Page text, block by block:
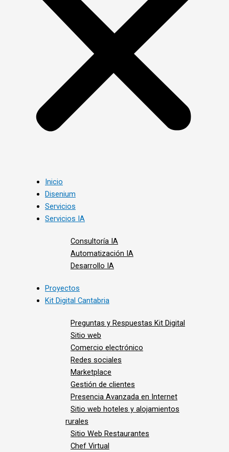
Inicio
Disenium
Servicios
Servicios IA
Consultoría IA
Automatización IA
Desarrollo IA
Proyectos
Kit Digital Cantabria
Preguntas y Respuestas Kit Digital
Sitio web
Comercio electrónico
Redes sociales
Marketplace
Gestión de clientes
Presencia Avanzada en Internet
Sitio web hoteles y alojamientos
rurales
Sitio Web Restaurantes
Chef Virtual